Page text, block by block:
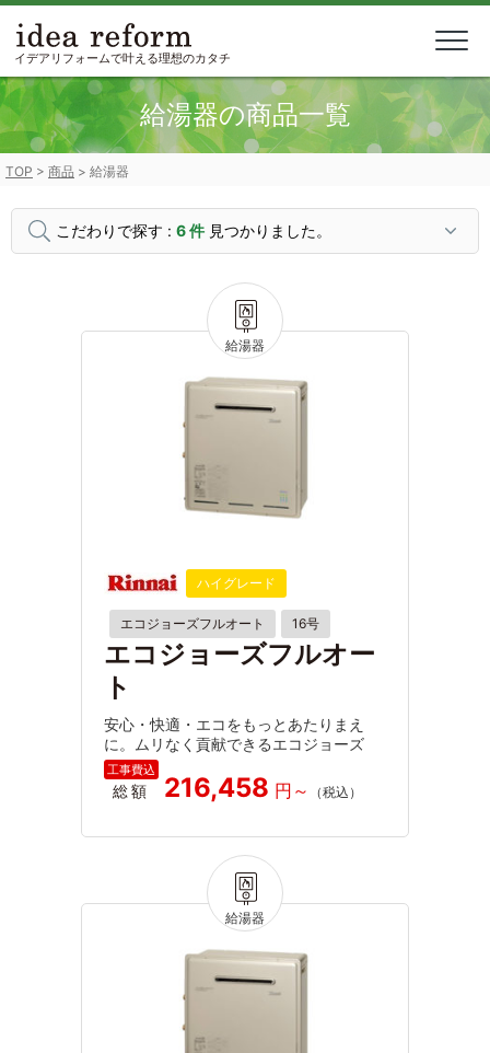
Skip
content
イデアリフォームで叶える理想のカタチ
給湯器の商品一覧
TOP > 商品 > 給湯器
こだわりで探す : 6 件 見つかりました。
ハイグレード
エコジョーズフルオート 16号
エコジョーズフルオー
ト
安心・快適・エコをもっとあたりまえ
に。ムリなく貢献できるエコジョーズ
総額 216,458